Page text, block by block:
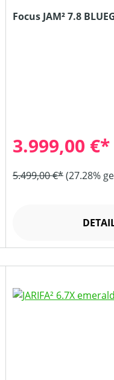
Focus JAM²
3.999,00 €*
5.499,00 €*(27.28%